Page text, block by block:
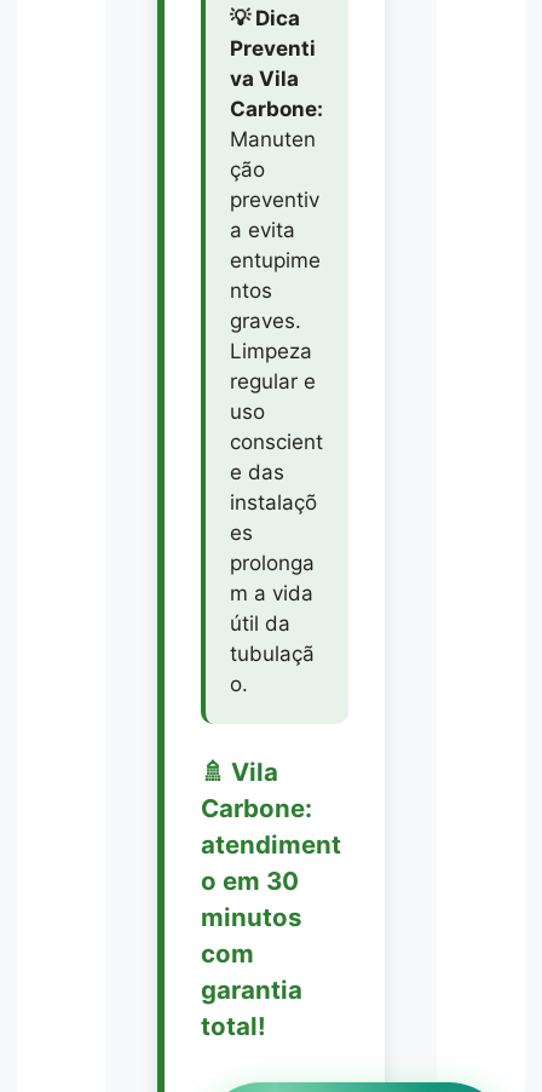
💡 Dica
Preventi
va Vila
Carbone:
Manuten
ção
preventiv
a evita
entupime
ntos
graves.
Limpeza
regular e
uso
conscient
e das
instalaçõ
es
prolonga
m a vida
útil da
tubulaçã
o.
🚿 Vila
Carbone:
atendiment
o em 30
minutos
com
garantia
total!